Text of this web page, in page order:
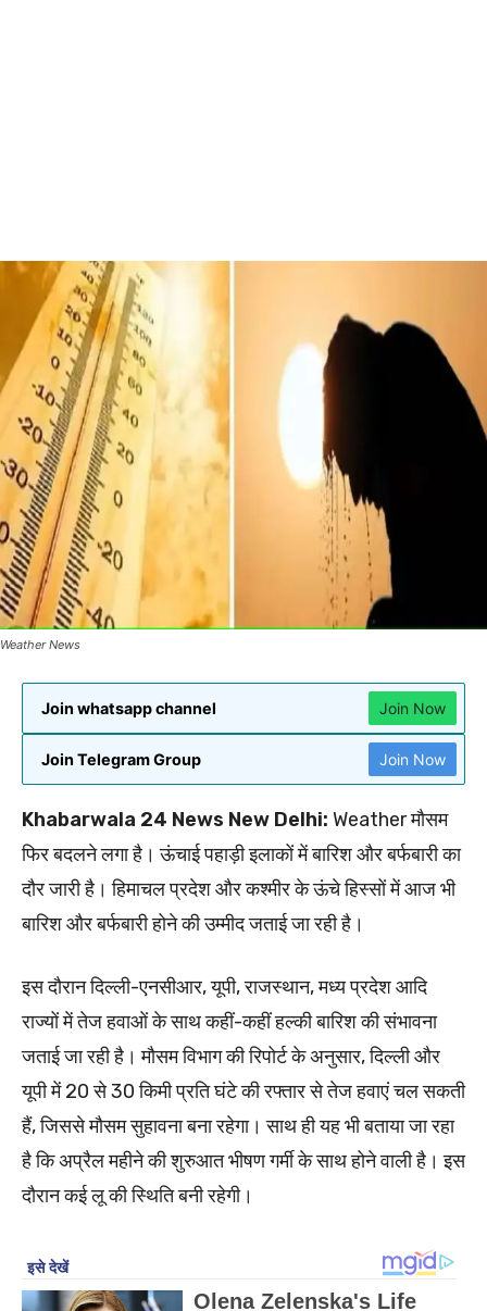
Weather News
Join whatsapp channel Join Now
Join Telegram Group Join Now
Khabarwala 24 News New Delhi: Weather मौसम
फिर बदलने लगा है। ऊंचाई पहाड़ी इलाकों में बारिश और बर्फबारी का
दौर जारी है। हिमाचल प्रदेश और कश्मीर के ऊंचे हिस्सों में आज भी
बारिश और बर्फबारी होने की उम्मीद जताई जा रही है।
इस दौरान दिल्ली-एनसीआर, यूपी, राजस्थान, मध्य प्रदेश आदि
राज्यों में तेज हवाओं के साथ कहीं-कहीं हल्की बारिश की संभावना
जताई जा रही है। मौसम विभाग की रिपोर्ट के अनुसार, दिल्ली और
यूपी में 20 से 30 किमी प्रति घंटे की रफ्तार से तेज हवाएं चल सकती
हैं, जिससे मौसम सुहावना बना रहेगा। साथ ही यह भी बताया जा रहा
है कि अप्रैल महीने की शुरुआत भीषण गर्मी के साथ होने वाली है। इस
दौरान कई लू की स्थिति बनी रहेगी।